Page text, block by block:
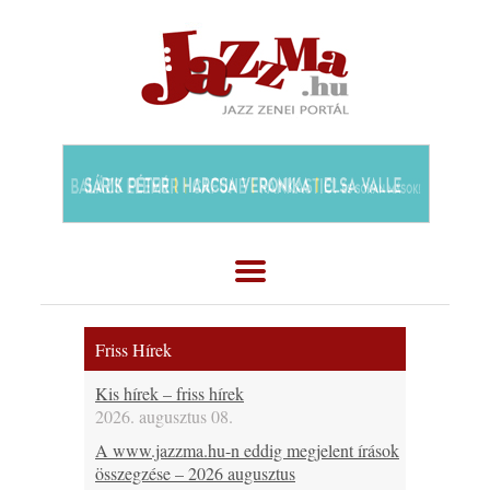
Friss Hírek
Kis hírek – friss hírek
2026. augusztus 08.
A www.jazzma.hu-n eddig megjelent írások
összegzése – 2026 augusztus